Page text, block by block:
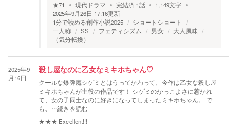
★71 現代ドラマ 完結済 1話 1,149文字
2025年9月26日 17:16更新
1分で読める創作小説2025
ショートショート
一人称
SS フェティシズム 男女
大人風味
（気分転換）
2025年9
月16日
殺し屋なのに乙女なミキホちゃん♡
クールな爆弾魔シゲミとはうってかわって、今作は乙女な殺し屋
ミキホちゃんが主役の作品です！ シゲミのかっこよさに惹かれ
て、女の子同士なのに好きになってしまったミキホちゃん。 で
も、 …続きを読む
★★★ Excellent!!!